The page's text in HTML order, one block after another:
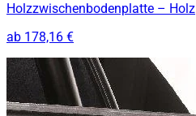
Holzzwischenbodenplatte – Holz
ab 178,16 €